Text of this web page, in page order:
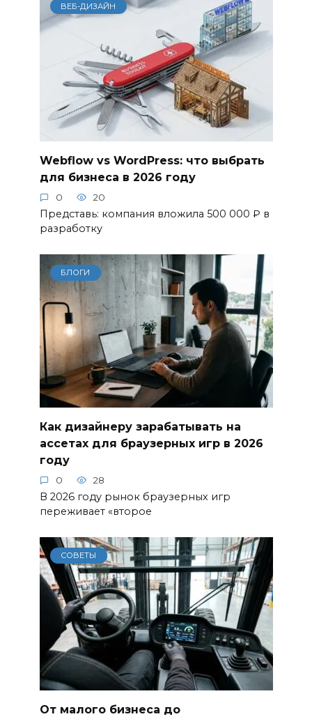
ВЕБ-ДИЗАЙН
Webflow vs WordPress: что выбрать
для бизнеса в 2026 году
0 20
Представь: компания вложила 500 000 ₽ в
разработку
БЛОГИ
Как дизайнеру зарабатывать на
ассетах для браузерных игр в 2026
году
0 28
В 2026 году рынок браузерных игр
переживает «второе
СОВЕТЫ
От малого бизнеса до